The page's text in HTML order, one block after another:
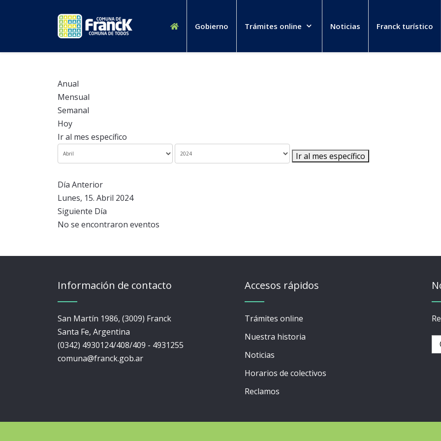
Gobierno Trámites online Noticias Franck turístico
Anual
Mensual
Semanal
Hoy
Ir al mes específico
Ir al mes específico
Día Anterior
Lunes, 15. Abril 2024
Siguiente Día
No se encontraron eventos
Información de contacto
San Martín 1986, (3009) Franck
Santa Fe, Argentina
(0342) 4930124/408/409 - 4931255
comuna@franck.gob.ar
Accesos rápidos
Trámites online
Nuestra historia
Noticias
Horarios de colectivos
Reclamos